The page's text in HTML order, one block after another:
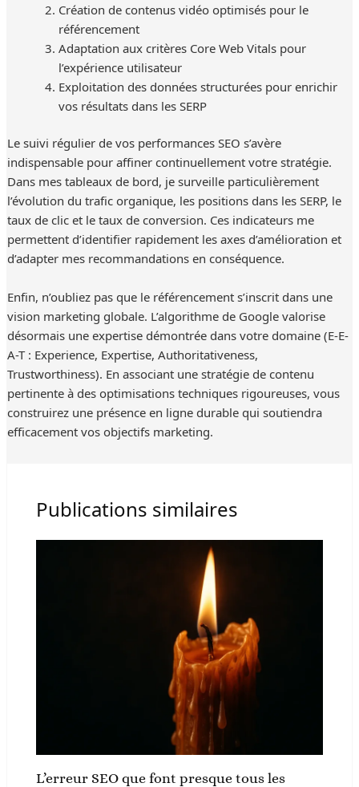
Création de contenus vidéo optimisés pour le
référencement
Adaptation aux critères Core Web Vitals pour
l’expérience utilisateur
Exploitation des données structurées pour enrichir
vos résultats dans les SERP
Le suivi régulier de vos performances SEO s’avère
indispensable pour affiner continuellement votre stratégie.
Dans mes tableaux de bord, je surveille particulièrement
l’évolution du trafic organique, les positions dans les SERP, le
taux de clic et le taux de conversion. Ces indicateurs me
permettent d’identifier rapidement les axes d’amélioration et
d’adapter mes recommandations en conséquence.
Enfin, n’oubliez pas que le référencement s’inscrit dans une
vision marketing globale. L’algorithme de Google valorise
désormais une expertise démontrée dans votre domaine (E-E-
A-T : Experience, Expertise, Authoritativeness,
Trustworthiness). En associant une stratégie de contenu
pertinente à des optimisations techniques rigoureuses, vous
construirez une présence en ligne durable qui soutiendra
efficacement vos objectifs marketing.
Publications similaires
L’erreur SEO que font presque tous les